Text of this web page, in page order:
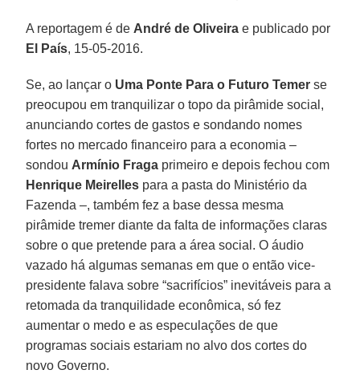
A reportagem é de André de Oliveira e publicado por
El
País, 15-05-2016.
Se, ao lançar o Uma Ponte Para o Futuro Temer se
preocupou em tranquilizar o topo da pirâmide social,
anunciando cortes de gastos e sondando nomes
fortes no mercado financeiro para a economia –
sondou Armínio Fraga primeiro e depois fechou com
Henrique Meirelles para a pasta do Ministério da
Fazenda –, também fez a base dessa mesma
pirâmide tremer diante da falta de informações claras
sobre o que pretende para a área social. O áudio
vazado há algumas semanas em que o então vice-
presidente falava sobre “sacrifícios” inevitáveis para a
retomada da tranquilidade econômica, só fez
aumentar o medo e as especulações de que
programas sociais estariam no alvo dos cortes do
novo Governo.